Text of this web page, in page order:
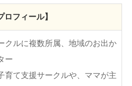
ロフィール】
クルに複数所属、地域のお出か
ー
育て支援サークルや、ママが主